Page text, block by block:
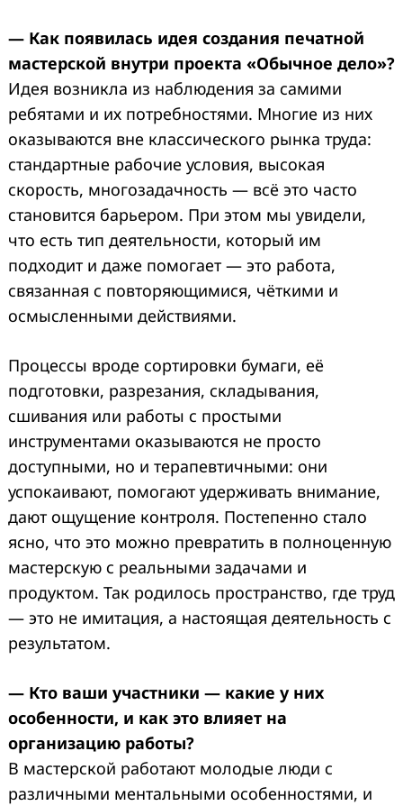
— Как появилась идея создания печатной
мастерской внутри проекта «Обычное дело»?
Идея возникла из наблюдения за самими
ребятами и их потребностями. Многие из них
оказываются вне классического рынка труда:
стандартные рабочие условия, высокая
скорость, многозадачность — всё это часто
становится барьером. При этом мы увидели,
что есть тип деятельности, который им
подходит и даже помогает — это работа,
связанная с повторяющимися, чёткими и
осмысленными действиями.
Процессы вроде сортировки бумаги, её
подготовки, разрезания, складывания,
сшивания или работы с простыми
инструментами оказываются не просто
доступными, но и терапевтичными: они
успокаивают, помогают удерживать внимание,
дают ощущение контроля. Постепенно стало
ясно, что это можно превратить в полноценную
мастерскую с реальными задачами и
продуктом. Так родилось пространство, где труд
— это не имитация, а настоящая деятельность с
результатом.
— Кто ваши участники — какие у них
особенности, и как это влияет на
организацию работы?
В мастерской работают молодые люди с
различными ментальными особенностями, и